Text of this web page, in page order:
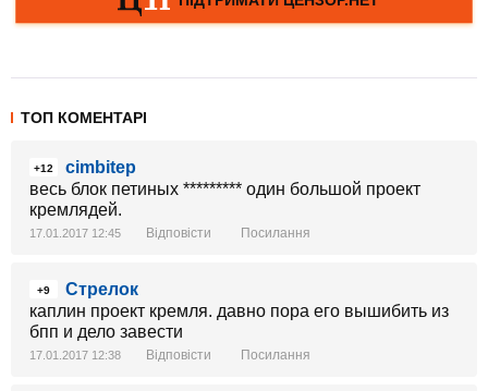
ТОП КОМЕНТАРІ
+12
cimbitep
весь блок петиных ********* один большой проект
кремлядей.
17.01.2017 12:45 Відповісти Посилання
+9
Стрелок
каплин проект кремля. давно пора его вышибить из
бпп и дело завести
17.01.2017 12:38 Відповісти Посилання